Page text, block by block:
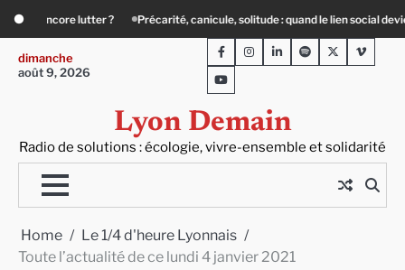
Skip
content
solitude : quand le lien social devient essentiel « Ça chauffe » : des
dimanche
août 9, 2026
Lyon Demain
Radio de solutions : écologie, vivre-ensemble et solidarité
FacebookInstagram
LinkedInSpotifyTwitterViméo
Youtube
Home
Le 1/4 d'heure Lyonnais
Toute l’actualité de ce lundi 4 janvier 2021